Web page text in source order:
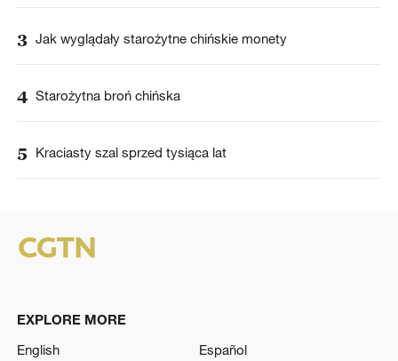
3 Jak wyglądały starożytne chińskie monety
4 Starożytna broń chińska
5 Kraciasty szal sprzed tysiąca lat
EXPLORE MORE
English
Español